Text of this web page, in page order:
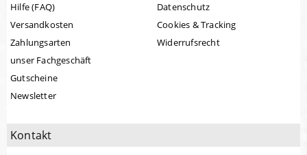
Hilfe (FAQ)
Versandkosten
Zahlungsarten
unser Fachgeschäft
Gutscheine
Newsletter
Datenschutz
Cookies & Tracking
Widerrufsrecht
Kontakt